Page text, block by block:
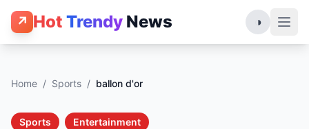
↗ Hot Trendy News ◑
Home / Sports / ballon d'or
Sports Entertainment